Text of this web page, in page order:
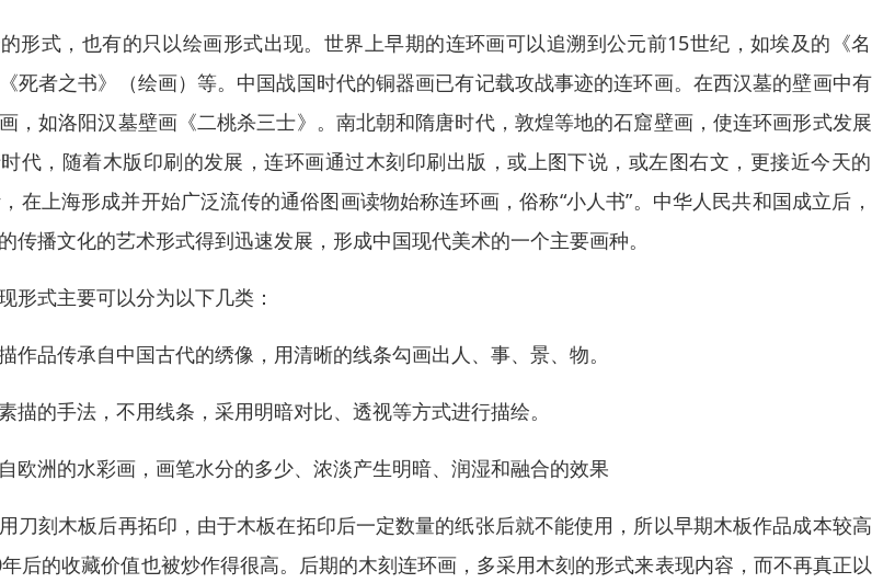
形式，也有的只以绘画形式出现。世界上早期的连环画可以追溯到公元前15世纪，如埃及的《
死者之书》（绘画）等。中国战国时代的铜器画已有记载攻战事迹的连环画。在西汉墓的壁画中
，如洛阳汉墓壁画《二桃杀三士》。南北朝和隋唐时代，敦煌等地的石窟壁画，使连环画形式发
代，随着木版印刷的发展，连环画通过木刻印刷出版，或上图下说，或左图右文，更接近今天
在上海形成并开始广泛流传的通俗图画读物始称连环画，俗称“小人书”。中华人民共和国成立后
传播文化的艺术形式得到迅速发展，形成中国现代美术的一个主要画种。
形式主要可以分为以下几类：
作品传承自中国古代的绣像，用清晰的线条勾画出人、事、景、物。
描的手法，不用线条，采用明暗对比、透视等方式进行描绘。
欧洲的水彩画，画笔水分的多少、浓淡产生明暗、润湿和融合的效果
刀刻木板后再拓印，由于木板在拓印后一定数量的纸张后就不能使用，所以早期木板作品成本较
后的收藏价值也被炒作得很高。后期的木刻连环画，多采用木刻的形式来表现内容，而不再真正